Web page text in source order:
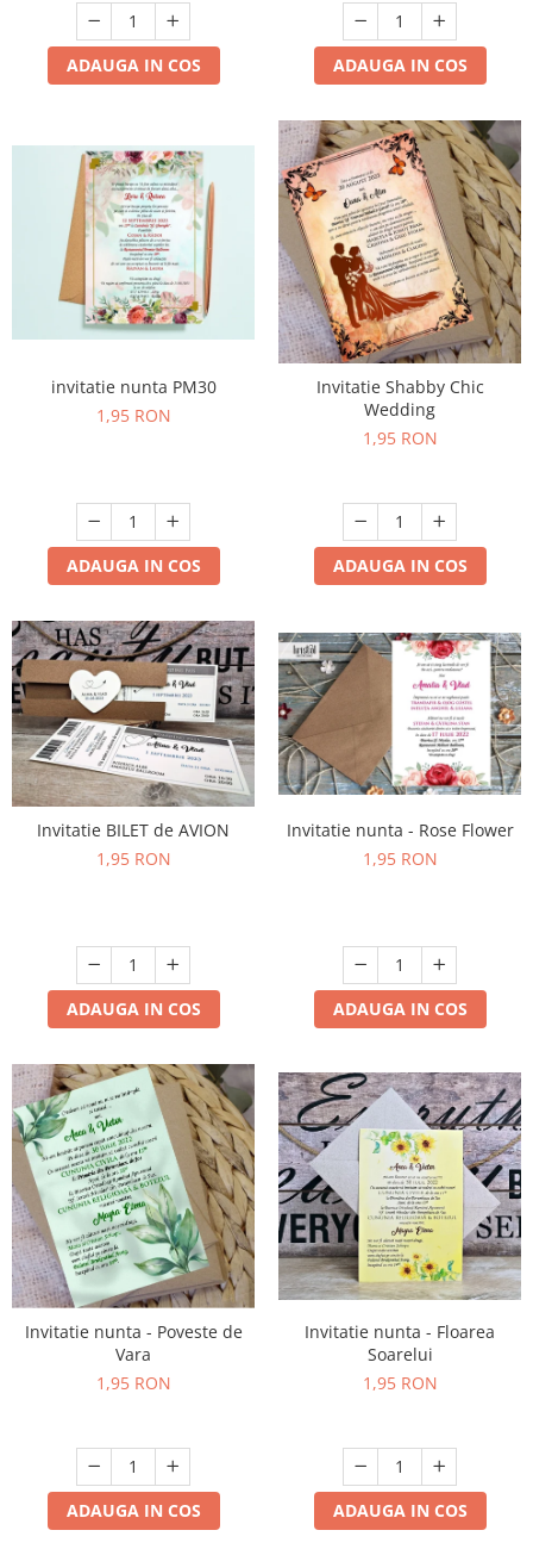
ADAUGA IN COS ADAUGA IN COS
invitatie nunta PM30
1,95 RON
ADAUGA IN COS
Invitatie Shabby Chic
Wedding
1,95 RON
ADAUGA IN COS
Invitatie BILET de AVION
1,95 RON
ADAUGA IN COS
Invitatie nunta - Rose Flower
1,95 RON
ADAUGA IN COS
Invitatie nunta - Poveste de
Vara
1,95 RON
ADAUGA IN COS
Invitatie nunta - Floarea
Soarelui
1,95 RON
ADAUGA IN COS